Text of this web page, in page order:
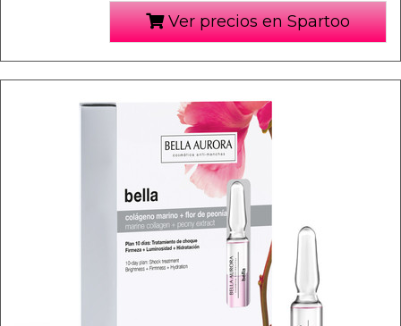
Ver precios en Spartoo